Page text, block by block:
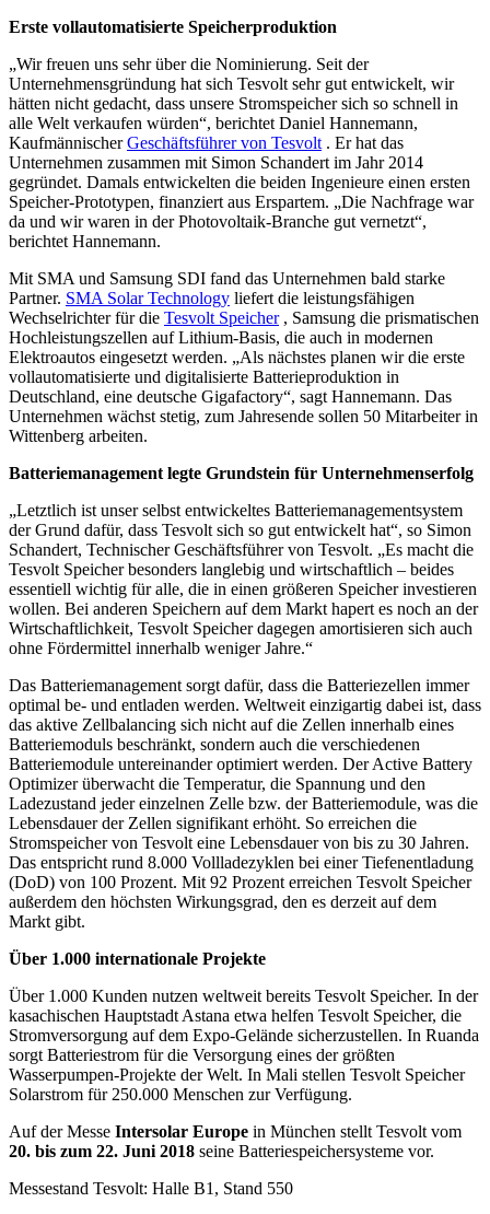
Erste vollautomatisierte Speicherproduktion
„Wir freuen uns sehr über die Nominierung. Seit der
Unternehmensgründung hat sich Tesvolt sehr gut entwickelt, wir
hätten nicht gedacht, dass unsere Stromspeicher sich so schnell in
alle Welt verkaufen würden“, berichtet Daniel Hannemann,
KaufmännischerGeschäftsführer von Tesvolt . Er hat das
Unternehmen zusammen mit Simon Schandert im Jahr 2014
gegründet. Damals entwickelten die beiden Ingenieure einen ersten
Speicher-Prototypen, finanziert aus Erspartem. „Die Nachfrage war
da und wir waren in der Photovoltaik-Branche gut vernetzt“,
berichtet Hannemann.
Mit SMA und Samsung SDI fand das Unternehmen bald starke
Partner. SMA Solar Technology liefert die leistungsfähigen
Wechselrichter für die Tesvolt Speicher, Samsung die prismatischen
Hochleistungszellen auf Lithium-Basis, die auch in modernen
Elektroautos eingesetzt werden. „Als nächstes planen wir die erste
vollautomatisierte und digitalisierte Batterieproduktion in
Deutschland, eine deutsche Gigafactory“, sagt Hannemann. Das
Unternehmen wächst stetig, zum Jahresende sollen 50 Mitarbeiter in
Wittenberg arbeiten.
Batteriemanagement legte Grundstein für Unternehmenserfolg
„Letztlich ist unser selbst entwickeltes Batteriemanagementsystem
der Grund dafür, dass Tesvolt sich so gut entwickelt hat“, so Simon
Schandert, Technischer Geschäftsführer von Tesvolt. „Es macht die
Tesvolt Speicher besonders langlebig und wirtschaftlich – beides
essentiell wichtig für alle, die in einen größeren Speicher investieren
wollen. Bei anderen Speichern auf dem Markt hapert es noch an der
Wirtschaftlichkeit, Tesvolt Speicher dagegen amortisieren sich auch
ohne Fördermittel innerhalb weniger Jahre.“
Das Batteriemanagement sorgt dafür, dass die Batteriezellen immer
optimal be- und entladen werden. Weltweit einzigartig dabei ist, dass
das aktive Zellbalancing sich nicht auf die Zellen innerhalb eines
Batteriemoduls beschränkt, sondern auch die verschiedenen
Batteriemodule untereinander optimiert werden. Der Active Battery
Optimizer überwacht die Temperatur, die Spannung und den
Ladezustand jeder einzelnen Zelle bzw. der Batteriemodule, was die
Lebensdauer der Zellen signifikant erhöht. So erreichen die
Stromspeicher von Tesvolt eine Lebensdauer von bis zu 30 Jahren.
Das entspricht rund 8.000 Vollladezyklen bei einer Tiefenentladung
(DoD) von 100 Prozent. Mit 92 Prozent erreichen Tesvolt Speicher
außerdem den höchsten Wirkungsgrad, den es derzeit auf dem
Markt gibt.
Über 1.000 internationale Projekte
Über 1.000 Kunden nutzen weltweit bereits Tesvolt Speicher. In der
kasachischen Hauptstadt Astana etwa helfen Tesvolt Speicher, die
Stromversorgung auf dem Expo-Gelände sicherzustellen. In Ruanda
sorgt Batteriestrom für die Versorgung eines der größten
Wasserpumpen-Projekte der Welt. In Mali stellen Tesvolt Speicher
Solarstrom für 250.000 Menschen zur Verfügung.
Auf der Messe Intersolar Europe in München stellt Tesvolt vom
20. bis zum 22. Juni 2018 seine Batteriespeichersysteme vor.
Messestand Tesvolt: Halle B1, Stand 550